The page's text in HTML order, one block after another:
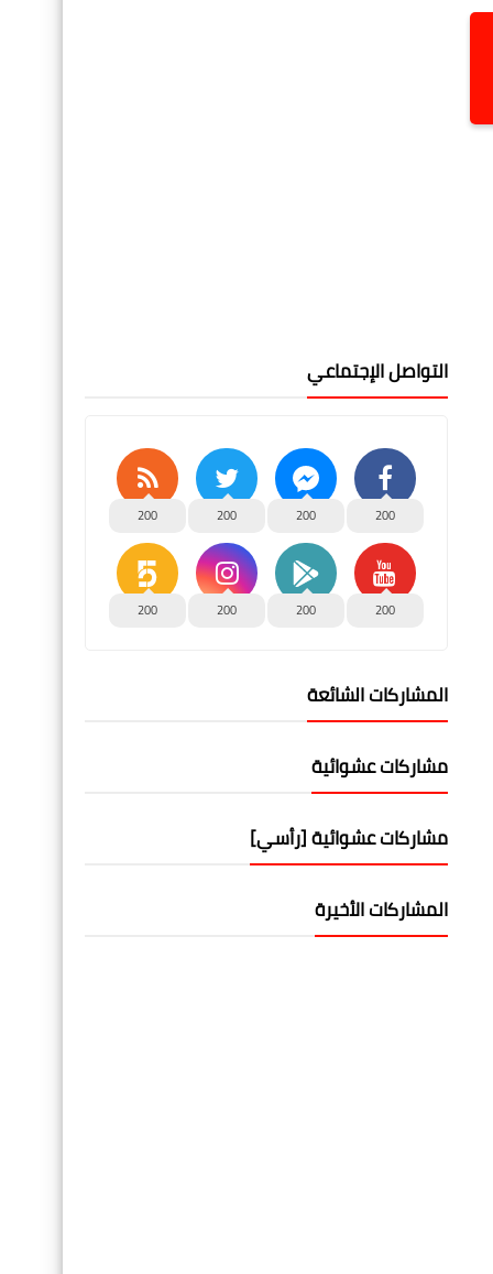
التواصل الإجتماعي
200
200
200
200
200
200
200
200
المشاركات الشائعة
مشاركات عشوائية
مشاركات عشوائية [رأسي]
المشاركات الأخيرة